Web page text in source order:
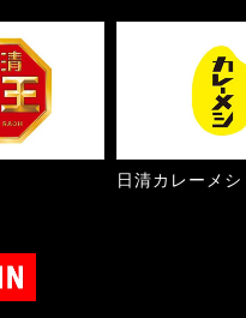
日清カレーメシ